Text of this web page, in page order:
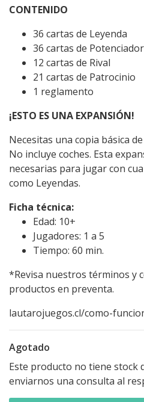
CONTENIDO
36 cartas de Leyenda
36 cartas de
12 cartas de Rival
21 cartas de Patrocinio
1 reglamento
¡ESTO ES UNA EXPANSIÓN!
Necesitas una copia básica
No incluye coches. Esta
necesarias para jugar con
como Leyendas.
Ficha técnica:
Edad: 10+
Jugadores: 1 a 5
Tiempo: 60 min.
*Revisa nuestros términos y
productos en preventa.
lautarojuegos.cl/como-
Agotado
Este producto no tiene stock
enviarnos una consulta al